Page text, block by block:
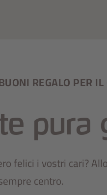
REGALO PER
pura
felici i vostri cari?
centro.